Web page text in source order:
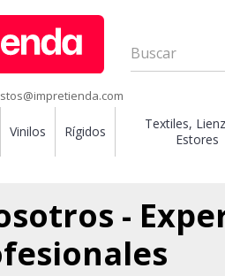
Vinilos Rígidos
Textiles,
Estores
-